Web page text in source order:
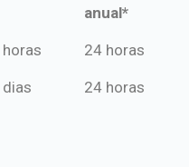
anual*
*Pagamento
de crédito
24 horas
24 horas